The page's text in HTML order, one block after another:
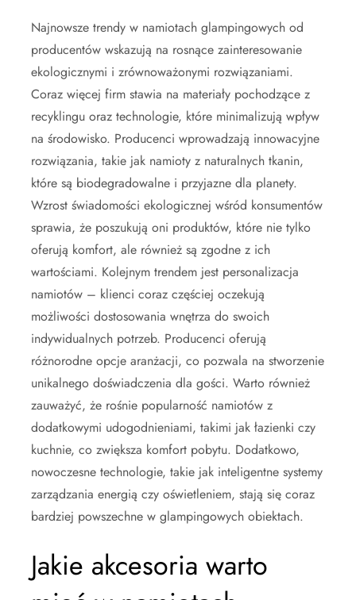
Najnowsze trendy w namiotach glampingowych od
producentów wskazują na rosnące zainteresowanie
ekologicznymi i zrównoważonymi rozwiązaniami.
Coraz więcej firm stawia na materiały pochodzące z
recyklingu oraz technologie, które minimalizują wpływ
na środowisko. Producenci wprowadzają innowacyjne
rozwiązania, takie jak namioty z naturalnych tkanin,
które są biodegradowalne i przyjazne dla planety.
Wzrost świadomości ekologicznej wśród konsumentów
sprawia, że poszukują oni produktów, które nie tylko
oferują komfort, ale również są zgodne z ich
wartościami. Kolejnym trendem jest personalizacja
namiotów – klienci coraz częściej oczekują
możliwości dostosowania wnętrza do swoich
indywidualnych potrzeb. Producenci oferują
różnorodne opcje aranżacji, co pozwala na stworzenie
unikalnego doświadczenia dla gości. Warto również
zauważyć, że rośnie popularność namiotów z
dodatkowymi udogodnieniami, takimi jak łazienki czy
kuchnie, co zwiększa komfort pobytu. Dodatkowo,
nowoczesne technologie, takie jak inteligentne systemy
zarządzania energią czy oświetleniem, stają się coraz
bardziej powszechne w glampingowych obiektach.
Jakie akcesoria warto